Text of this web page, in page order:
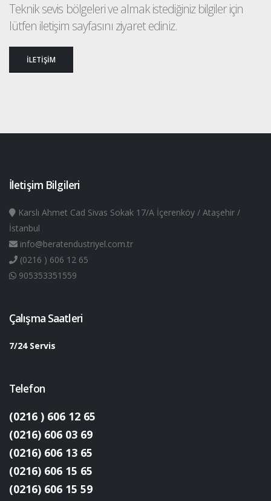
Teknik sevis bölgeleri ve almak istediğiniz bilgiler için
lütfen iletişim sayfasını ziyaret ediniz.
İLETİŞİM
İletişim Bilgileri
Karslı Ahmet Cad Sivas Sokak 17/A İçerenköy / Ataşehir /
İstanbul
info@beratendustriyel.com.tr
(0216 ) 606 12 65
905353351559
Çalışma Saatleri
7/24 Servis
Telefon
(0216 ) 606 12 65
(0216) 606 03 69
(0216) 606 13 65
(0216) 606 15 65
(0216) 606 15 59